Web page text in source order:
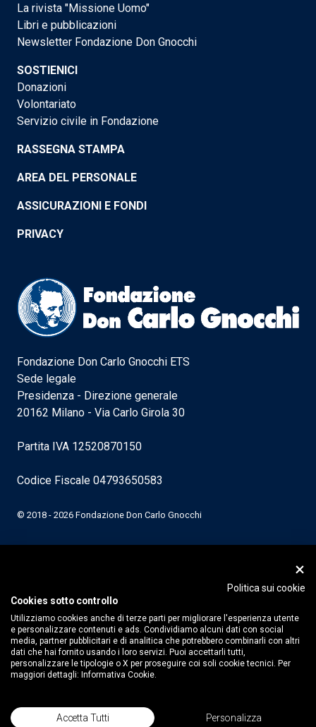
La rivista "Missione Uomo"
Libri e pubblicazioni
Newsletter Fondazione Don Gnocchi
SOSTIENICI
Donazioni
Volontariato
Servizio civile in Fondazione
RASSEGNA STAMPA
AREA DEL PERSONALE
ASSICURAZIONI E FONDI
PRIVACY
Fondazione Don Carlo Gnocchi ETS
Sede legale
Presidenza - Direzione generale
20162 Milano - Via Carlo Girola 30
Partita IVA 12520870150
Codice Fiscale 04793650583
© 2018 - 2026 Fondazione Don Carlo Gnocchi
Politica sui cookie
Cookies sotto controllo
Utilizziamo cookies anche di terze parti per migliorare l'esperienza utente
e personalizzare contenuti e ads. Condividiamo alcuni dati con social
media, partner pubblicitari e di analitica che potrebbero combinarli con altri
dati che hai fornito usando i loro servizi. Puoi accettarli tutti,
personalizzare le tipologie o X per proseguire coi soli cookie tecnici. Per
maggiori dettagli: Informativa Cookie.
Accetta Tutti Personalizza